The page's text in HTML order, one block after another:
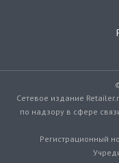
Сетевое издание
по надзору в сфере
Регистрационный